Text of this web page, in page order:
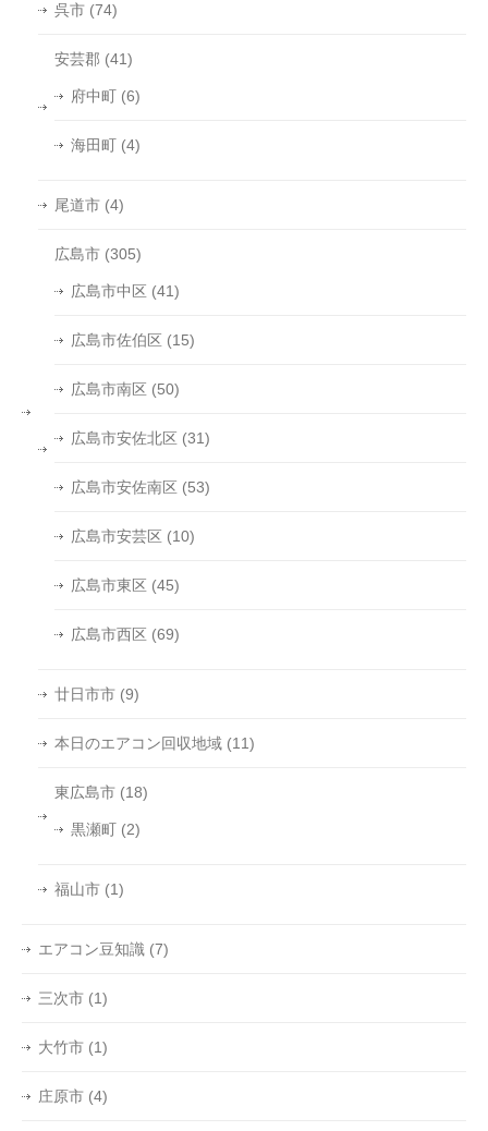
呉市 (74)
安芸郡 (41)
府中町 (6)
海田町 (4)
尾道市 (4)
広島市 (305)
広島市中区 (41)
広島市佐伯区 (15)
広島市南区 (50)
広島市安佐北区 (31)
広島市安佐南区 (53)
広島市安芸区 (10)
広島市東区 (45)
広島市西区 (69)
廿日市市 (9)
本日のエアコン回収地域 (11)
東広島市 (18)
黒瀬町 (2)
福山市 (1)
エアコン豆知識 (7)
三次市 (1)
大竹市 (1)
庄原市 (4)